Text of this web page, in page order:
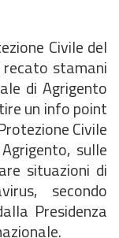
Civile del
recato stamani
di Agrigento
un info point
Civile
sulle
situazioni di
secondo
Presidenza